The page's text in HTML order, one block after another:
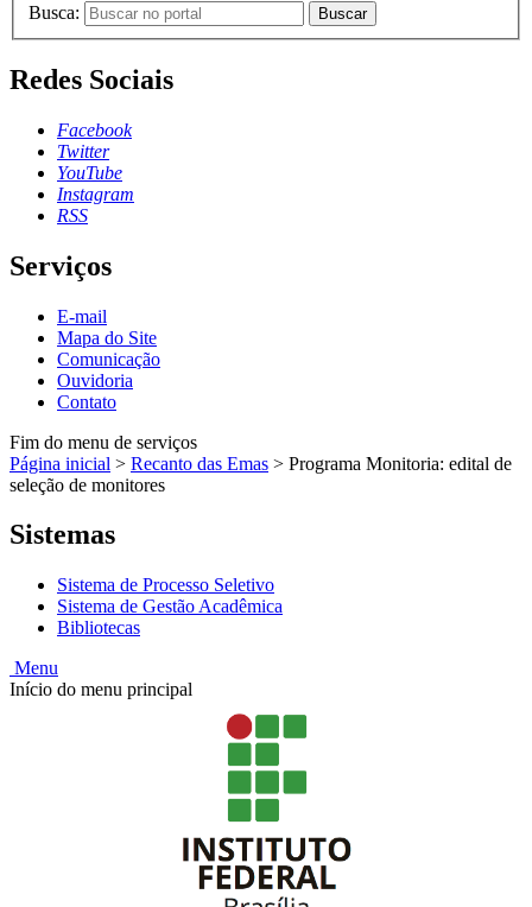
Busca: Buscar
Redes Sociais
Facebook
Twitter
YouTube
Instagram
RSS
Serviços
E-mail
Mapa do Site
Comunicação
Ouvidoria
Contato
Fim do menu de serviços
Página inicial > Recanto das Emas > Programa Monitoria: edital de
seleção de monitores
Sistemas
Sistema de Processo Seletivo
Sistema de Gestão Acadêmica
Bibliotecas
Menu
Início do menu principal